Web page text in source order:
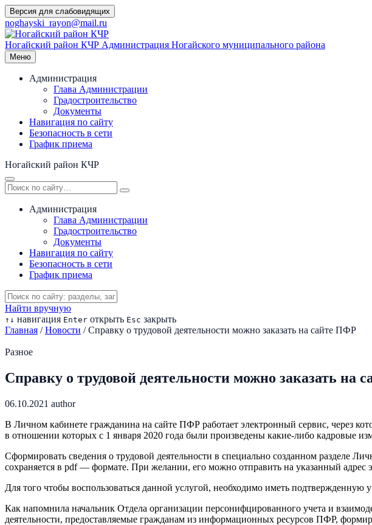
Перейти
к
содержимому
Версия для слабовидящих
noghayski_rayon@mail.ru
Ногайский район КЧР Администрация Ногайского муниципального района
Меню
Администрация
Глава Администрации
Градостроительство
Документы
Навигация по сайту
Безопасность в сети
График приема
Ногайский район КЧР
Администрация
Глава Администрации
Градостроительство
Документы
Навигация по сайту
Безопасность в сети
График приема
Найти вручную
↑ ↓ навигация Enter открыть Esc закрыть
Главная / Новости / Справку о трудовой деятельности можно заказать на сайте ПФР
Разное
Справку о трудовой деятельности можно заказать на
06.10.2021 author
В Личном кабинете гражданина на сайте ПФР работает электронный сервис, через
в отношении которых с 1 января 2020 года были произведены какие-либо кадровые
Сформировать сведения о трудовой деятельности в специально созданном разделе
сохраняется в pdf — формате. При желании, его можно отправить на указанный
Для того чтобы воспользоваться данной услугой, необходимо иметь подтвержденную
Как напомнила начальник Отдела организации персонифцированного учета и
деятельности, предоставляемые гражданам из информационных ресурсов ПФР,